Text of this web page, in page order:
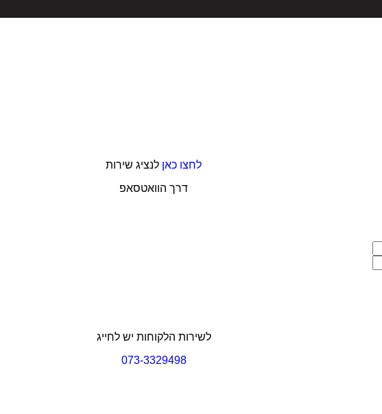
לחצו כאן לנציג שירות
דרך הוואטסאפ
לשירות הלקוחות יש לחייג
073-3329498